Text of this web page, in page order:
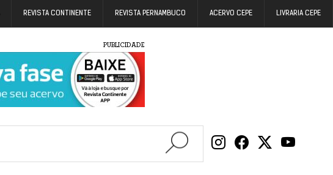
REVISTA CONTINENTE REVISTA PERNAMBUCO ACERVO CEPE LIVRARIA CEPE
PUBLICIDADE